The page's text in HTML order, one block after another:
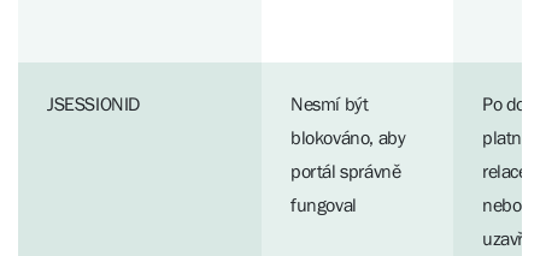
JSESSIONID
Nesmí být
blokováno, aby
portál správně
fungoval
Po
relace
nebo